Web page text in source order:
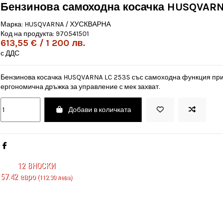
Бензинова самоходна косачка
Марка: HUSQVARNA / ХУСКВАРНА
Код на продукта: 970541501
613,55 € / 1 200 лв.
с ДДС
Бензинова косачка HUSQVARNA LC 253S със самоходна функция
ергономична дръжка за управление с мек захват.
Добави в количката
12ВНОСКИ
57.42 евро(112.30 лева)